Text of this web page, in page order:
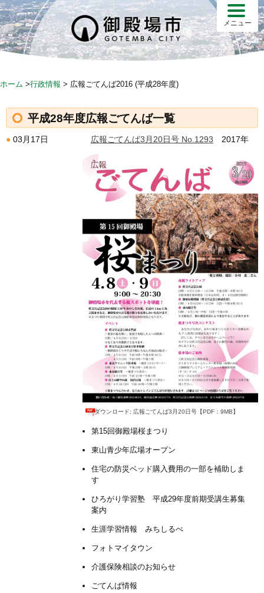
S
k
i
p
メニュー
ホーム >行政情報 > 広報ごてんば2016 (平成28年度)
平成28年度広報ごてんば一覧
03月17日 広報ごてんば3月20日号 No.1293 2017年
ダウンロード: 広報ごてんば3月20日号【PDF：9MB】
第15回御殿場桜まつり
東山青少年広場オープン
住宅の防災ベッド購入費用の一部を補助しま
す
ひろがり学習塾 平成29年度前期受講生募集
案内
生涯学習情報 みちしるべ
フォトマイタウン
介護保険相談のお知らせ
ごてんば情報